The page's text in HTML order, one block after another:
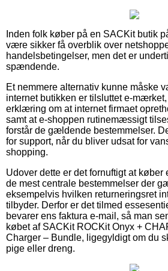
Inden folk køber på en SACKit butik
være sikker få overblik over
handelsbetingelser, men det er
spændende.
Et nemmere alternativ kunne måske
internet butikken er tilsluttet e-
erklæring om at internet firmaet
samt at e-shoppen rutinemæssigt
forstår de gældende bestemmelser.
for support, når du bliver udsat for
shopping.
Udover dette er det fornuftigt at køber
de mest centrale bestemmelser der
eksempelvis hvilken returneringsret
tilbyder. Derfor er det tilmed
bevarer ens faktura e-mail, så man
købet af SACKit ROCKit Onyx +
Charger – Bundle, ligegyldigt om du
pige eller dreng.